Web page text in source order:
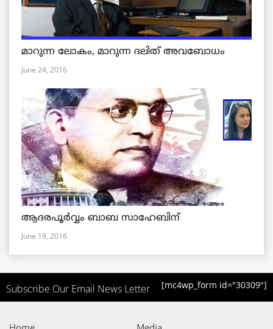
മാറുന്ന ലോകം, മാറുന്ന ദലിത് അവബോധം
June 24, 2016
ആദരപൂര്‍വ്വം ബാബ സാഹേബിന്
June 19, 2016
Subscribe Our Email News Letter [mc4wp_form id="30309"]